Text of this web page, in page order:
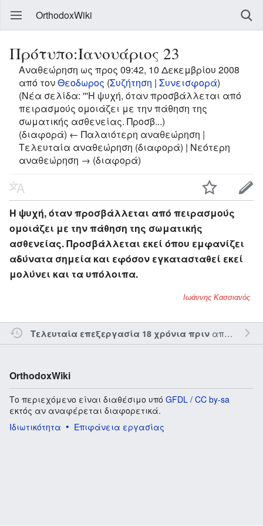
OrthodoxWiki
Πρότυπο:Ιανουάριος 23
Αναθεώρηση ως προς 09:42, 10 Δεκεμβρίου 2008
από τονΘεοδωρος (Συζήτηση | Συνεισφορά)
(Νέα σελίδα: '''Η ψυχή, όταν προσβάλλεται από
πειρασμούς ομοιάζει με την πάθηση της
σωματικής ασθενείας. Προσβ...)
(διαφορά) ← Παλαιότερη αναθεώρηση |
Τελευταία αναθεώρηση (διαφορά) | Νεότερη
αναθεώρηση → (διαφορά)
Η ψυχή, όταν προσβάλλεται από πειρασμούς
ομοιάζει με την πάθηση της σωματικής
ασθενείας. Προσβάλλεται εκεί όπου εμφανίζει
αδύνατα σημεία και εφόσον εγκατασταθεί εκεί
μολύνει και τα υπόλοιπα.
Ιωάννης Κασσιανός
Τελευταία επεξεργασία 18 χρόνια πριναπό τον την
OrthodoxWiki
Το περιεχόμενο είναι διαθέσιμο υπό GFDL / CC by-sa
εκτός αν αναφέρεται διαφορετικά.
Ιδιωτικότητα
Επιφάνεια εργασίας